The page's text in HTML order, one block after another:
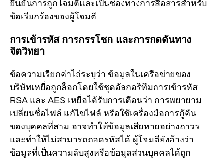
ยืนยันการถูกโจมตีและเป็นช่องทางการสื่อสารสำหรับ
ข้อเรียกร้องของผู้โจมตี
การเข้ารหัส การกรรโชก และการกดดันทาง
จิตวิทยา
ข้อความเรียกค่าไถ่ระบุว่า ข้อมูลในเครือข่ายของ
บริษัทเหยื่อถูกล็อกโดยใช้ชุดอัลกอริทึมการเข้ารหัส
RSA และ AES เหยื่อได้รับการเตือนว่า การพยายาม
เปลี่ยนชื่อไฟล์ แก้ไขไฟล์ หรือใช้เครื่องมือการกู้คืน
ของบุคคลที่สาม อาจทำให้ข้อมูลเสียหายอย่างถาวร
และทำให้ไม่สามารถถอดรหัสได้ ผู้โจมตียังอ้างว่า
ข้อมูลที่เป็นความลับสูงหรือข้อมูลส่วนบุคคลได้ถูก